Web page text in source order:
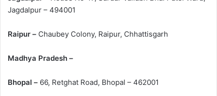
Jagdalpur – 494001
Raipur – Chaubey Colony, Raipur, Chhattisgarh
Madhya Pradesh –
Bhopal – 66, Retghat Road, Bhopal – 462001